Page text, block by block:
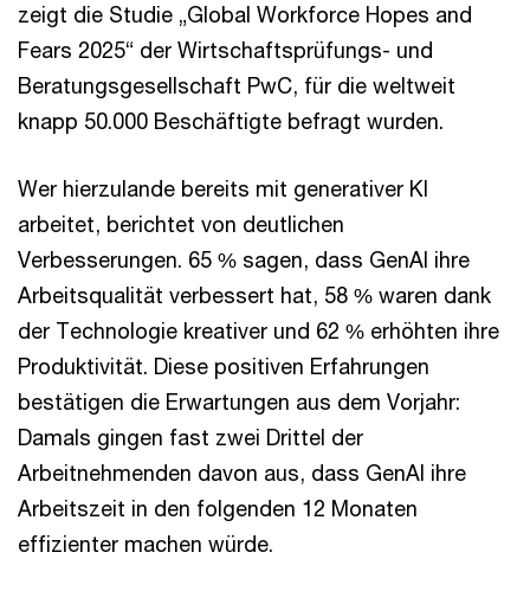
zeigt die Studie „Global Workforce Hopes and
Fears 2025“ der Wirtschaftsprüfungs- und
Beratungsgesellschaft PwC, für die weltweit
knapp 50.000 Beschäftigte befragt wurden.
Wer hierzulande bereits mit generativer KI
arbeitet, berichtet von deutlichen
Verbesserungen. 65 % sagen, dass GenAI ihre
Arbeitsqualität verbessert hat, 58 % waren dank
der Technologie kreativer und 62 % erhöhten ihre
Produktivität. Diese positiven Erfahrungen
bestätigen die Erwartungen aus dem Vorjahr:
Damals gingen fast zwei Drittel der
Arbeitnehmenden davon aus, dass GenAI ihre
Arbeitszeit in den folgenden 12 Monaten
effizienter machen würde.